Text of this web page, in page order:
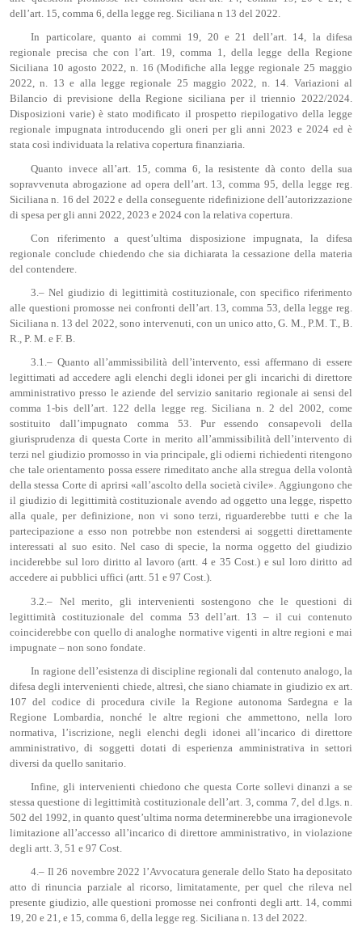
dell’art. 15, comma 6, della legge reg. Siciliana n 13 del 2022.
In particolare, quanto ai commi 19, 20 e 21 dell’art. 14, la difesa
regionale precisa che con l’art. 19, comma 1, della legge della Regione
Siciliana 10 agosto 2022, n. 16 (Modifiche alla legge regionale 25 maggio
2022, n. 13 e alla legge regionale 25 maggio 2022, n. 14. Variazioni al
Bilancio di previsione della Regione siciliana per il triennio 2022/2024.
Disposizioni varie) è stato modificato il prospetto riepilogativo della legge
regionale impugnata introducendo gli oneri per gli anni 2023 e 2024 ed è
stata così individuata la relativa copertura finanziaria.
Quanto invece all’art. 15, comma 6, la resistente dà conto della sua
sopravvenuta abrogazione ad opera dell’art. 13, comma 95, della legge reg.
Siciliana n. 16 del 2022 e della conseguente ridefinizione dell’autorizzazione
di spesa per gli anni 2022, 2023 e 2024 con la relativa copertura.
Con riferimento a quest’ultima disposizione impugnata, la difesa
regionale conclude chiedendo che sia dichiarata la cessazione della materia
del contendere.
3.– Nel giudizio di legittimità costituzionale, con specifico riferimento
alle questioni promosse nei confronti dell’art. 13, comma 53, della legge reg.
Siciliana n. 13 del 2022, sono intervenuti, con un unico atto, G. M., P.M. T., B.
R., P. M. e F. B.
3.1.– Quanto all’ammissibilità dell’intervento, essi affermano di essere
legittimati ad accedere agli elenchi degli idonei per gli incarichi di direttore
amministrativo presso le aziende del servizio sanitario regionale ai sensi del
comma 1-bis dell’art. 122 della legge reg. Siciliana n. 2 del 2002, come
sostituito dall’impugnato comma 53. Pur essendo consapevoli della
giurisprudenza di questa Corte in merito all’ammissibilità dell’intervento di
terzi nel giudizio promosso in via principale, gli odierni richiedenti ritengono
che tale orientamento possa essere rimeditato anche alla stregua della volontà
della stessa Corte di aprirsi «all’ascolto della società civile». Aggiungono che
il giudizio di legittimità costituzionale avendo ad oggetto una legge, rispetto
alla quale, per definizione, non vi sono terzi, riguarderebbe tutti e che la
partecipazione a esso non potrebbe non estendersi ai soggetti direttamente
interessati al suo esito. Nel caso di specie, la norma oggetto del giudizio
inciderebbe sul loro diritto al lavoro (artt. 4 e 35 Cost.) e sul loro diritto ad
accedere ai pubblici uffici (artt. 51 e 97 Cost.).
3.2.– Nel merito, gli intervenienti sostengono che le questioni di
legittimità costituzionale del comma 53 dell’art. 13 – il cui contenuto
coinciderebbe con quello di analoghe normative vigenti in altre regioni e mai
impugnate – non sono fondate.
In ragione dell’esistenza di discipline regionali dal contenuto analogo, la
difesa degli intervenienti chiede, altresì, che siano chiamate in giudizio ex art.
107 del codice di procedura civile la Regione autonoma Sardegna e la
Regione Lombardia, nonché le altre regioni che ammettono, nella loro
normativa, l’iscrizione, negli elenchi degli idonei all’incarico di direttore
amministrativo, di soggetti dotati di esperienza amministrativa in settori
diversi da quello sanitario.
Infine, gli intervenienti chiedono che questa Corte sollevi dinanzi a se
stessa questione di legittimità costituzionale dell’art. 3, comma 7, del d.lgs. n.
502 del 1992, in quanto quest’ultima norma determinerebbe una irragionevole
limitazione all’accesso all’incarico di direttore amministrativo, in violazione
degli artt. 3, 51 e 97 Cost.
4.– Il 26 novembre 2022 l’Avvocatura generale dello Stato ha depositato
atto di rinuncia parziale al ricorso, limitatamente, per quel che rileva nel
presente giudizio, alle questioni promosse nei confronti degli artt. 14, commi
19, 20 e 21, e 15, comma 6, della legge reg. Siciliana n. 13 del 2022.